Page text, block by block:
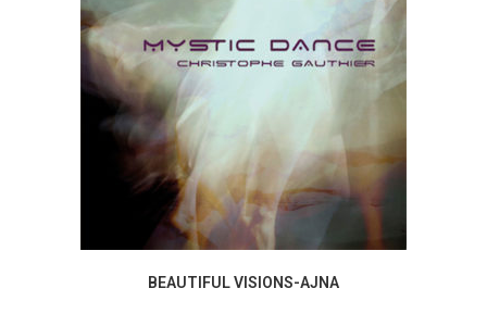
BEAUTIFUL VISIONS-AJNA